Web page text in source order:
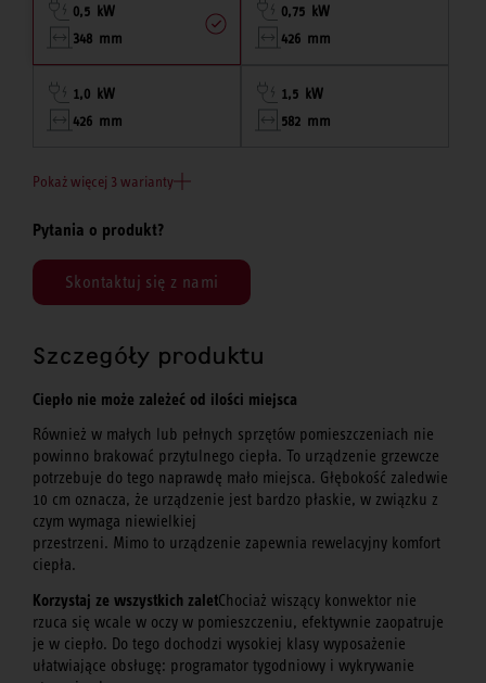
0,5 kW
348 mm
0,75 kW
426 mm
1,0 kW
426 mm
1,5 kW
582 mm
Pokaż więcej 3 warianty
Pytania o produkt?
Skontaktuj się z nami
Szczegóły produktu
Ciepło nie może zależeć od ilości miejsca
Również w małych lub pełnych sprzętów pomieszczeniach nie
powinno brakować przytulnego ciepła. To urządzenie grzewcze
potrzebuje do tego naprawdę mało miejsca. Głębokość zaledwie
10 cm oznacza, że urządzenie jest bardzo płaskie, w związku z
czym wymaga niewielkiej
przestrzeni. Mimo to urządzenie zapewnia rewelacyjny komfort
ciepła.
Korzystaj ze wszystkich zaletChociaż wiszący konwektor nie
rzuca się wcale w oczy w pomieszczeniu, efektywnie zaopatruje
je w ciepło. Do tego dochodzi wysokiej klasy wyposażenie
ułatwiające obsługę: programator tygodniowy i wykrywanie